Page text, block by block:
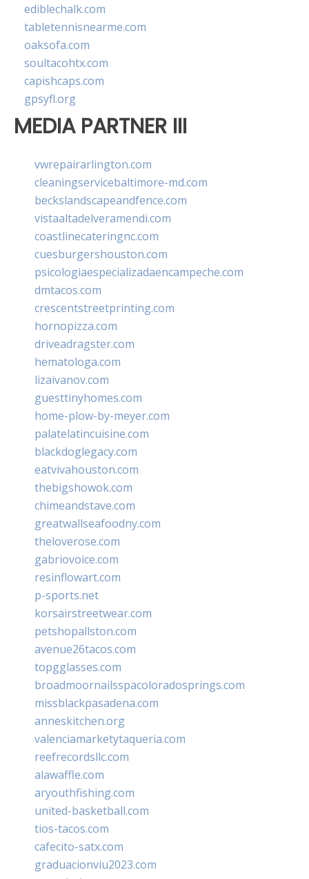
ediblechalk.com
tabletennisnearme.com
oaksofa.com
soultacohtx.com
capishcaps.com
gpsyfl.org
MEDIA PARTNER III
vwrepairarlington.com
cleaningservicebaltimore-md.com
beckslandscapeandfence.com
vistaaltadelveramendi.com
coastlinecateringnc.com
cuesburgershouston.com
psicologiaespecializadaencampeche.com
dmtacos.com
crescentstreetprinting.com
hornopizza.com
driveadragster.com
hematologa.com
lizaivanov.com
guesttinyhomes.com
home-plow-by-meyer.com
palatelatincuisine.com
blackdoglegacy.com
eatvivahouston.com
thebigshowok.com
chimeandstave.com
greatwallseafoodny.com
theloverose.com
gabriovoice.com
resinflowart.com
p-sports.net
korsairstreetwear.com
petshopallston.com
avenue26tacos.com
topgglasses.com
broadmoornailsspacoloradosprings.com
missblackpasadena.com
anneskitchen.org
valenciamarketytaqueria.com
reefrecordsllc.com
alawaffle.com
aryouthfishing.com
united-basketball.com
tios-tacos.com
cafecito-satx.com
graduacionviu2023.com